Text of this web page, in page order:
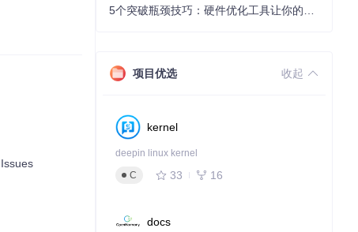
项目优选 收起
kernel
deepin linux kernel
C
33 16
docs